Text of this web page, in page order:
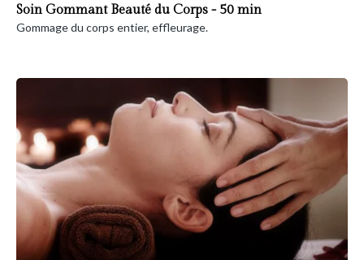
Soin Gommant Beauté du Corps - 50 min
Gommage du corps entier, effleurage.